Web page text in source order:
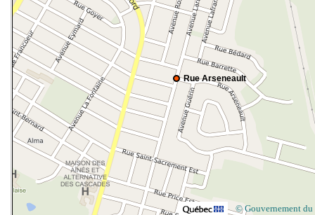
Rue Arseneault
© Gouvernement du